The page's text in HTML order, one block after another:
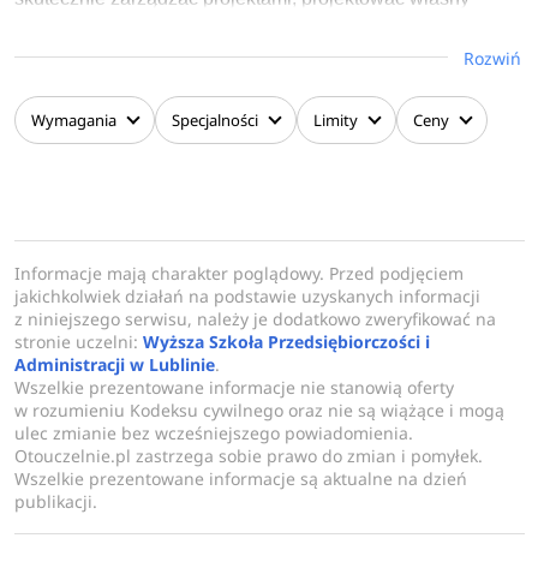
realizować strategie marketingowe, negocjować i
kreatywne.
również kompetencje w zakresie samoorganizacji
(umiejętność organizowania pracy, motywacja,
przejawianie inicjatywy) oraz interpersonalne (umiejętność
inicjowania i podtrzymywania dobrych relacji z ludźmi i
pracy zespołowej).
Rozwiń
Wymagania Specjalności Limity Ceny
Informacje mają charakter poglądowy. Przed podjęciem
jakichkolwiek działań na podstawie uzyskanych informacji
z niniejszego serwisu, należy je dodatkowo zweryfikować na
stronie uczelni:Wyższa Szkoła Przedsiębiorczości i
Administracji w Lublinie.
Wszelkie prezentowane informacje nie stanowią oferty
w rozumieniu Kodeksu cywilnego oraz nie są wiążące i mogą
ulec zmianie bez wcześniejszego powiadomienia.
Otouczelnie.pl zastrzega sobie prawo do zmian i pomyłek.
Wszelkie prezentowane informacje są aktualne na dzień
publikacji.